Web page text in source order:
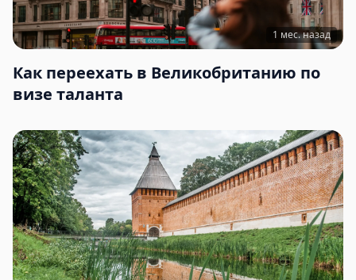
1 мес. назад
Как переехать в Великобританию по
визе таланта